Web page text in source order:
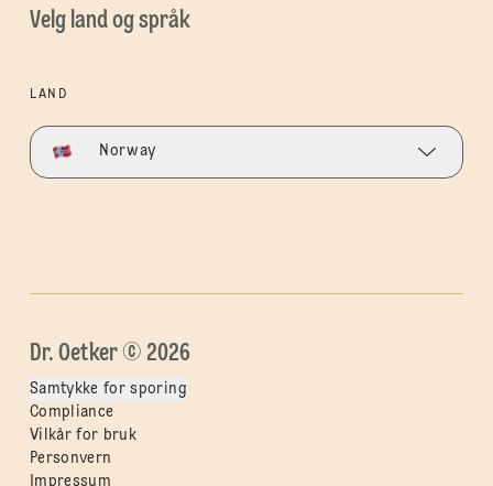
Velg land og språk
LAND
Norway
Dr. Oetker © 2026
Samtykke for sporing
Compliance
Vilkår for bruk
Personvern
Impressum